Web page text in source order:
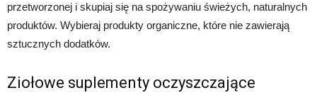
przetworzonej i skupiaj się na spożywaniu świeżych, naturalnych
produktów. Wybieraj produkty organiczne, które nie zawierają
sztucznych dodatków.
Ziołowe suplementy oczyszczające